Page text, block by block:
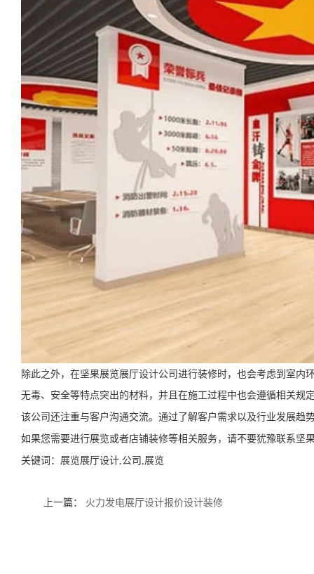
除此之外，在坚果展览展厅设计公司进行装修时，也会考虑到室
无毒、安全等特点突出的材料，并且在施工过程中也会遵循相关规
该公司还注重与客户沟通交流。通过了解客户需求以及行业发展
如果您需要进行展览或者店铺装修等相关服务，请不要犹豫联系
关键词： 展览展厅设计,公司,展览
上一篇： 火力发电展厅设计报价设计装修